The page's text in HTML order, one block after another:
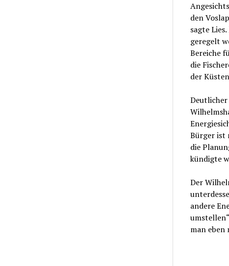
den
sagte
geregelt
Bereiche
die
der
Deutlicher
Bürger ist
die
kündigte
Der
andere
man eben